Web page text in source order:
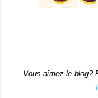
Vous aimez le blog?